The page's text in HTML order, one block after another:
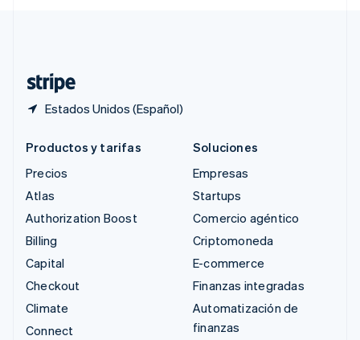
Estados Unidos (Español)
Productos y tarifas
Precios
Atlas
Authorization Boost
Billing
Capital
Checkout
Climate
Connect
Soluciones
Empresas
Startups
Comercio agéntico
Criptomoneda
E-commerce
Finanzas integradas
Automatización de
finanzas